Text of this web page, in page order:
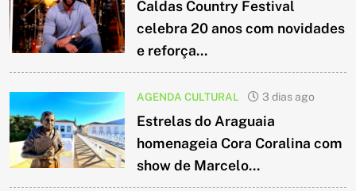
Caldas Country Festival
celebra 20 anos com novidades
e reforça...
AGENDA CULTURAL 3 dias ago
Estrelas do Araguaia
homenageia Cora Coralina com
show de Marcelo...